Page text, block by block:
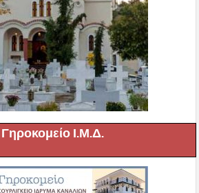
Γηροκομείο Ι.Μ.Δ.